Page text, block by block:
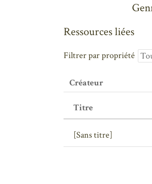
Ressources liées
Filtrer par propriété
Créateur
Titre
[Sans titre]